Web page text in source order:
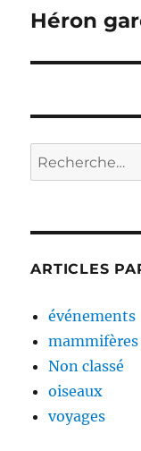
de
Héron
Recherche
pour :
ARTICLES
événements
mammifères
Non classé
oiseaux
voyages